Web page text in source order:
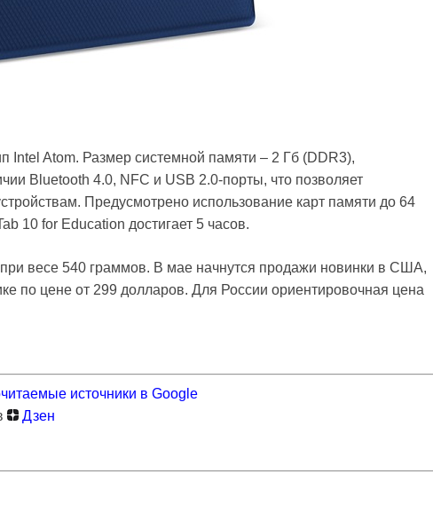
Intel Atom. Размер системной памяти – 2 Гб (DDR3),
Bluetooth 4.0, NFC и USB 2.0-порты, что позволяет
Предусмотрено использование карт памяти до 64
10 for Education достигает 5 часов.
весе 540 граммов. В мае начнутся продажи новинки в США,
по цене от 299 долларов. Для России ориентировочная цена
источники в Google
Дзен